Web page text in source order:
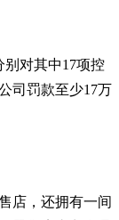
别对其中17项控
司罚款至少17万
店，还拥有一间